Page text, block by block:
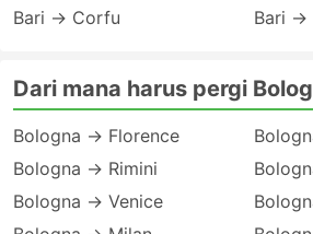
Bari → Corfu
Bari →
Dari mana harus pergi
Bologna → Florence
Bologna → Rimini
Bologna → Venice